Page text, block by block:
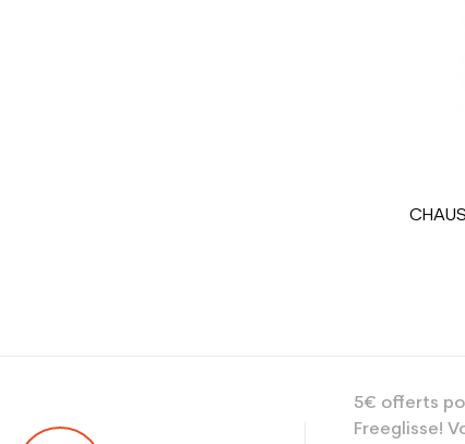
5€ offerts
Freeglisse!